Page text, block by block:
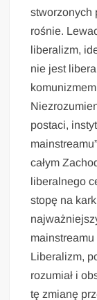
stworzonych
rośnie.
liberalizm,
nie jest
postaci,
całym
liberalnego
stopę na
Liberalizm,
rozumiał i
tę zmianę